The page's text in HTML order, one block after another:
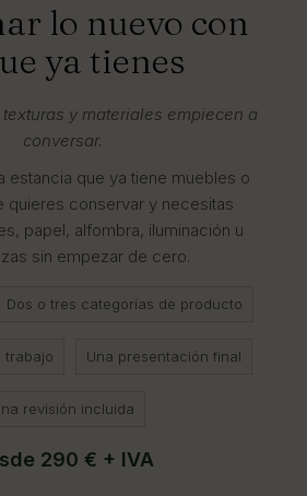
lo nuevo con
ya tienes
y materiales empiecen a
conversar.
estancia que ya tiene muebles o
quieres conservar y necesitas
papel, alfombra, iluminación u
sin empezar de cero.
Dos o tres categorías de producto
trabajo Una presentación final
revisión incluida
290 € + IVA